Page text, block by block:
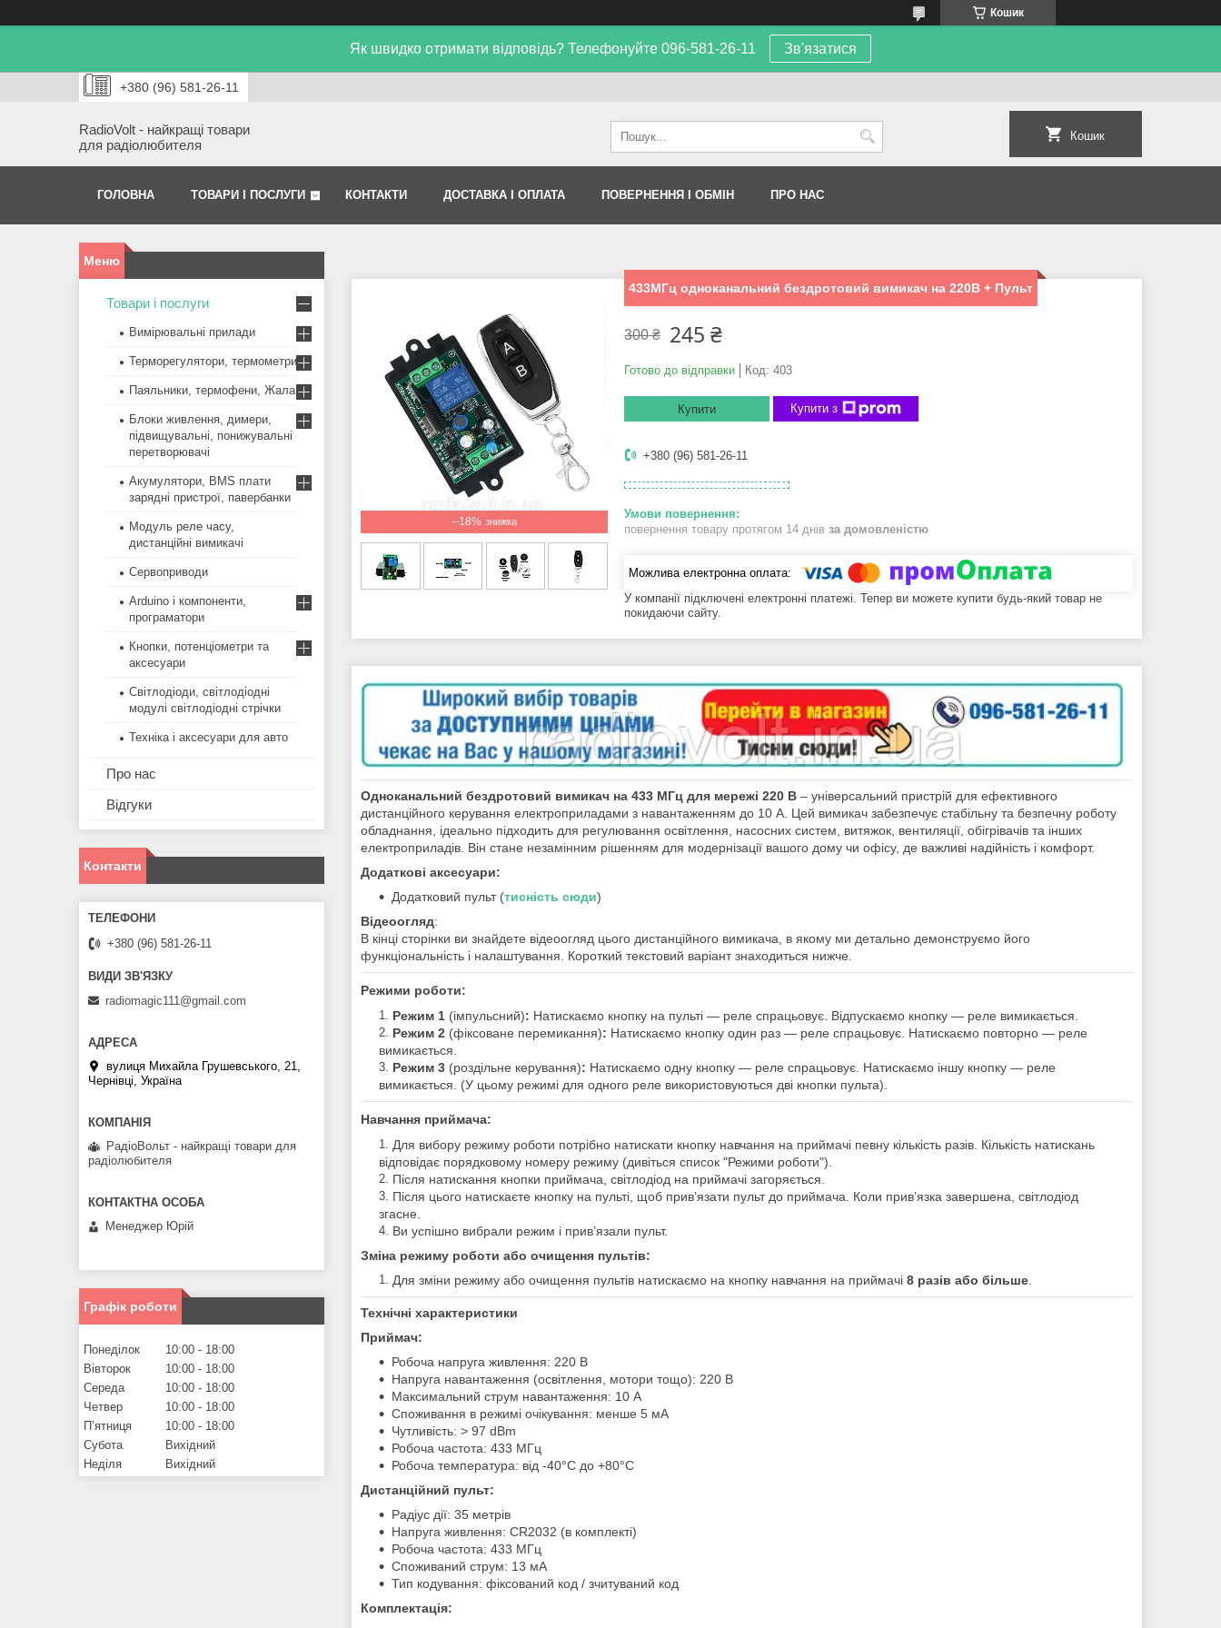
Кошик
Як швидко отримати відповідь? Телефонуйте 096-581-26-11 Зв'язатися
+380 (96) 581-26-11
RadioVolt - найкращі товари
для радіолюбителя
Кошик
ГОЛОВНА ТОВАРИ І ПОСЛУГИ КОНТАКТИ ДОСТАВКА І ОПЛАТА ПОВЕРНЕННЯ І ОБМІН ПРО НАС
–18%
433МГц одноканальний бездротовий вимикач на 220В + Пульт
300 ₴ 245 ₴
Готово до відправки Код: 403
Купити Купити з
+380 (96) 581-26-11
повернення товару протягом 14 днів за домовленістю
У компанії підключені електронні платежі. Тепер ви можете купити будь-який товар не
покидаючи сайту.
Одноканальний бездротовий вимикач на 433 МГц для мережі 220 В – універсальний пристрій для ефективного
дистанційного керування електроприладами з навантаженням до 10 А. Цей вимикач забезпечує стабільну та безпечну роботу
обладнання, ідеально підходить для регулювання освітлення, насосних систем, витяжок, вентиляції, обігрівачів та інших
електроприладів. Він стане незамінним рішенням для модернізації вашого дому чи офісу, де важливі надійність і комфорт.
Додаткові аксесуари:
Додатковий пульт (тисність сюди)
Відеоогляд:
В кінці сторінки ви знайдете відеоогляд цього дистанційного вимикача, в якому ми детально демонструємо його
функціональність і налаштування. Короткий текстовий варіант знаходиться нижче.
Режими роботи:
Режим 1 (імпульсний): Натискаємо кнопку на пульті — реле спрацьовує. Відпускаємо кнопку — реле вимикається.
Режим 2 (фіксоване перемикання): Натискаємо кнопку один раз — реле спрацьовує. Натискаємо повторно — реле
вимикається.
Режим 3 (роздільне керування): Натискаємо одну кнопку — реле спрацьовує. Натискаємо іншу кнопку — реле
вимикається. (У цьому режимі для одного реле використовуються дві кнопки пульта).
Навчання приймача:
Для вибору режиму роботи потрібно натискати кнопку навчання на приймачі певну кількість разів. Кількість натискань
відповідає порядковому номеру режиму (дивіться список "Режими роботи").
Після натискання кнопки приймача, світлодіод на приймачі загоряється.
Після цього натискаєте кнопку на пульті, щоб прив’язати пульт до приймача. Коли прив’язка завершена, світлодіод
згасне.
Ви успішно вибрали режим і прив’язали пульт.
Зміна режиму роботи або очищення пультів:
Для зміни режиму або очищення пультів натискаємо на кнопку навчання на приймачі 8 разів або більше.
Технічні характеристики
Приймач:
Робоча напруга живлення: 220 В
Напруга навантаження (освітлення, мотори тощо): 220 В
Максимальний струм навантаження: 10 А
Споживання в режимі очікування: менше 5 мА
Чутливість: > 97 dBm
Робоча частота: 433 МГц
Робоча температура: від -40°C до +80°C
Дистанційний пульт:
Радіус дії: 35 метрів
Напруга живлення: CR2032 (в комплекті)
Робоча частота: 433 МГц
Споживаний струм: 13 мА
Тип кодування: фіксований код / зчитуваний код
Комплектація:
Товари і послуги
Вимірювальні прилади
Терморегулятори, термометри
Паяльники, термофени, Жала
Блоки живлення, димери,
підвищувальні, понижувальні
перетворювачі
Акумулятори, BMS плати
зарядні пристрої, павербанки
Модуль реле часу,
дистанційні вимикачі
Сервоприводи
Arduino і компоненти,
програматори
Кнопки, потенціометри та
аксесуари
Світлодіоди, світлодіодні
модулі світлодіодні стрічки
Техніка і аксесуари для авто
Про нас
Відгуки
Контакти
+380 (96) 581-26-11
radiomagic111@gmail.com
вулиця Михайла Грушевського, 21,
Чернівці, Україна
РадіоВольт - найкращі товари для
радіолюбителя
Менеджер Юрій
Графік роботи
Понеділок 10:00
18:00
Вівторок
10:00
18:00
Середа
10:00
18:00
Четвер
10:00
18:00
Пʼятниця
10:00
18:00
Субота
Вихідний
Неділя
Вихідний